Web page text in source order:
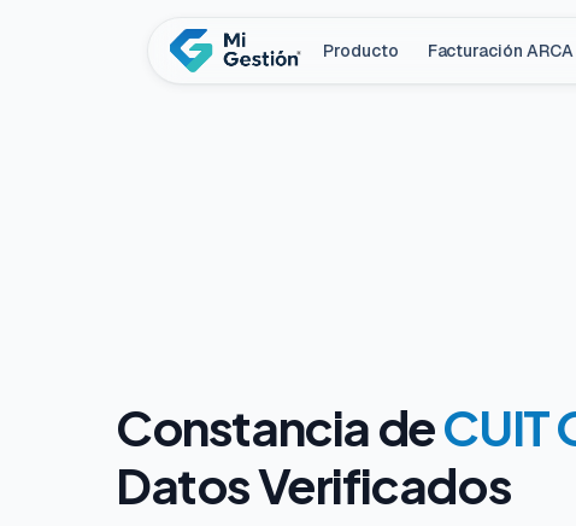
Producto Facturación ARCA
Constancia deCUIT
Datos Verificados